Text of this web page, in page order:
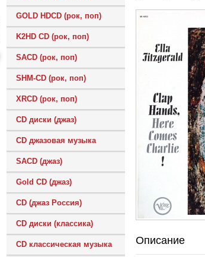
GOLD HDCD (рок, поп)
K2HD CD (рок, поп)
SACD (рок, поп)
SHM-CD (рок, поп)
XRCD (рок, поп)
CD диски (джаз)
CD джазовая музыка
SACD (джаз)
Gold CD (джаз)
CD (джаз Россия)
CD диски (классика)
CD классическая музыка Описание